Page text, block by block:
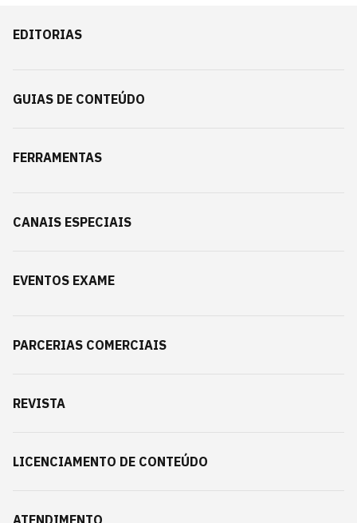
EDITORIAS
GUIAS DE CONTEÚDO
FERRAMENTAS
CANAIS ESPECIAIS
EVENTOS EXAME
PARCERIAS COMERCIAIS
REVISTA
LICENCIAMENTO DE CONTEÚDO
ATENDIMENTO